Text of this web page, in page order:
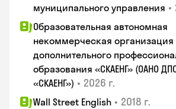
муниципального управления •
Образовательная автономная
некоммерческая организация
дополнительного
образования «СКАЕНГ» (ОАНО
«СКАЕНГ») • 2026 г.
Wall Street English • 2018 г.